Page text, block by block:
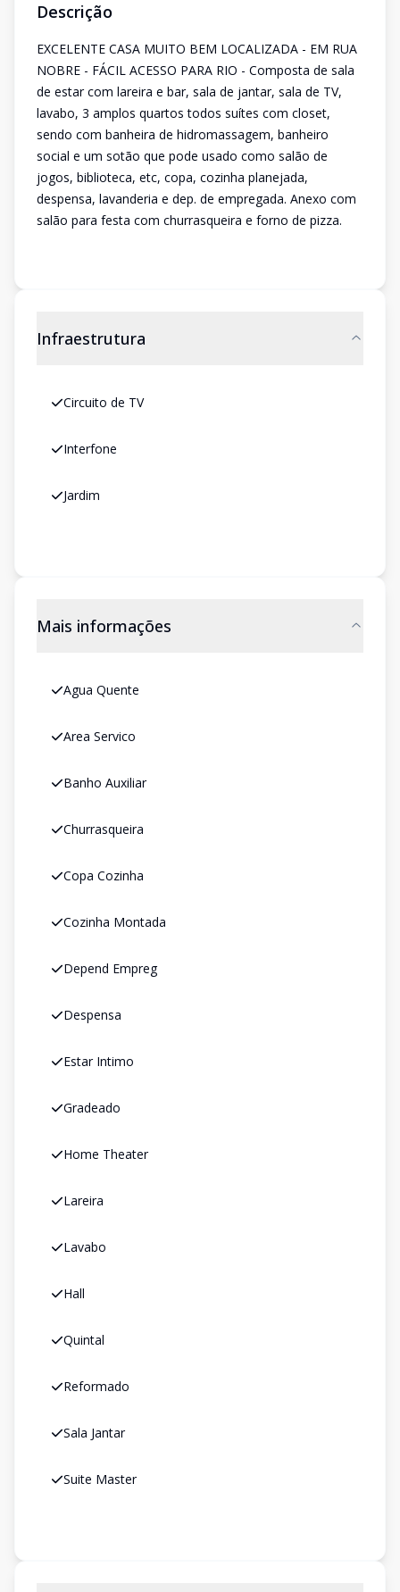
Descrição
EXCELENTE CASA MUITO BEM LOCALIZADA - EM RUA
NOBRE - FÁCIL ACESSO PARA RIO - Composta de sala
de estar com lareira e bar, sala de jantar, sala de TV,
lavabo, 3 amplos quartos todos suítes com closet,
sendo com banheira de hidromassagem, banheiro
social e um sotão que pode usado como salão de
jogos, biblioteca, etc, copa, cozinha planejada,
despensa, lavanderia e dep. de empregada. Anexo com
salão para festa com churrasqueira e forno de pizza.
Infraestrutura
Circuito de TV
Interfone
Jardim
Mais informações
Agua Quente
Area Servico
Banho Auxiliar
Churrasqueira
Copa Cozinha
Cozinha Montada
Depend Empreg
Despensa
Estar Intimo
Gradeado
Home Theater
Lareira
Lavabo
Hall
Quintal
Reformado
Sala Jantar
Suite Master